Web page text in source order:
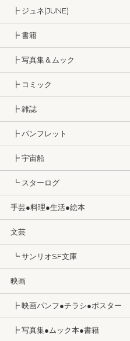
┣ ジュネ(JUNE)
┣ 書籍
┣ 写真集＆ムック
┣ コミック
┣ 雑誌
┣ パンフレット
┣ 宇宙船
┗ スターログ
手芸●料理●生活●絵本
文芸
┗ サンリオSF文庫
映画
┣ 映画パンフ●チラシ●ポスター
┣ 写真集●ムック本●書籍